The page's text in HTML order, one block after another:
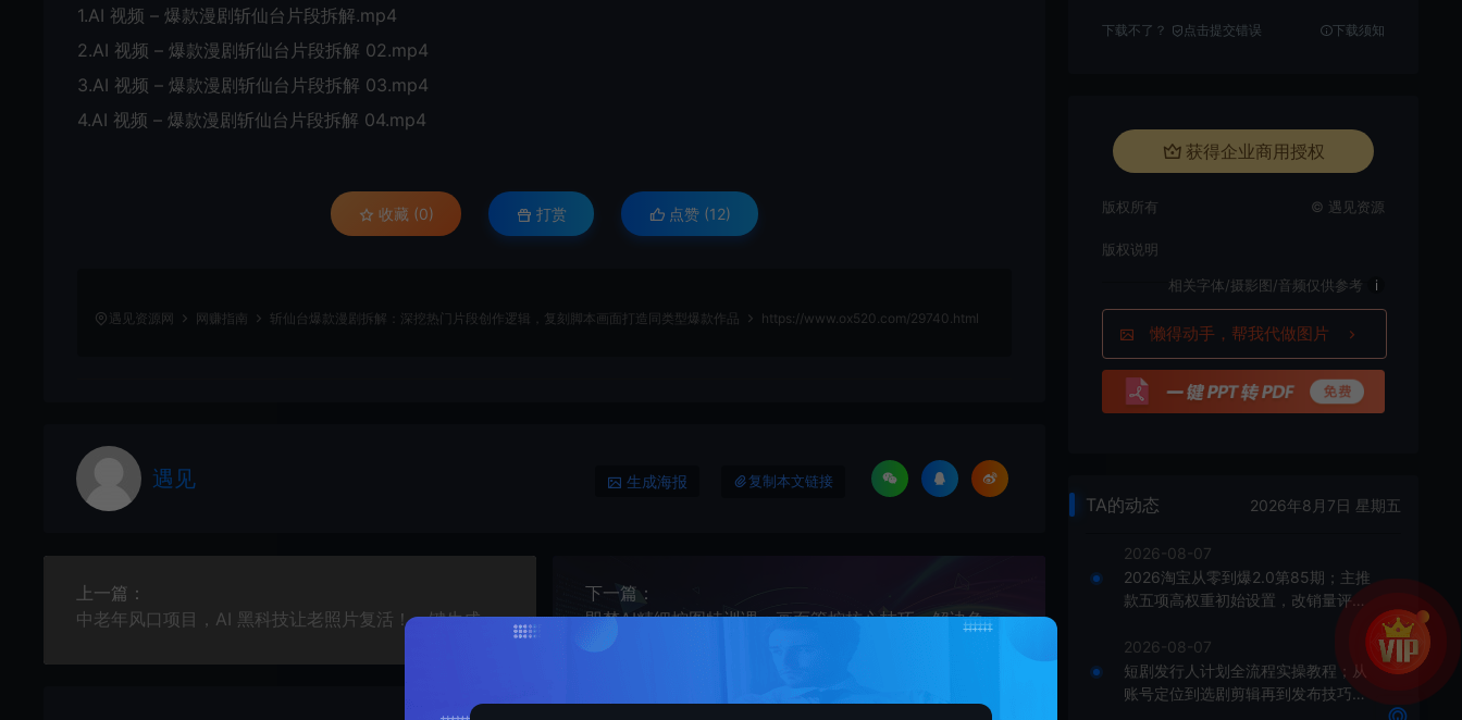
1.AI 视频 – 爆款漫剧斩仙台片段拆解.mp4
2.AI 视频 – 爆款漫剧斩仙台片段拆解 02.mp4
3.AI 视频 – 爆款漫剧斩仙台片段拆解 03.mp4
4.AI 视频 – 爆款漫剧斩仙台片段拆解 04.mp4
收藏 (0) 打赏 点赞 (12)
遇见资源网 网赚指南 斩仙台爆款漫剧拆解：深挖热门片段创作逻辑，复刻脚本画面打造同类型爆款作品 https://www.ox520.com/29740.html
遇见 生成海报 复制本文链接
上一篇：
中老年风口项目，AI 黑科技让老照片复活！一键生成完全免费！接单接到手抽筋，无脑变现
下一篇：
即梦AI精细控图特训课：画面管控核心技巧，解决角色构图风格等全维度出图难题
下载不了？ 点击提交错误 下载须知
获得企业商用授权
版权所有 © 遇见资源
版权说明
相关字体/摄影图/音频仅供参考 i
懒得动手，帮我代做图片
TA的动态 2026年8月7日 星期五
2026-08-07
2026淘宝从零到爆2.0第85期；主推
款五项高权重初始设置，改销量评晒
2026-08-07
短剧发行人计划全流程实操教程；从
账号定位到选剧剪辑再到发布技巧，